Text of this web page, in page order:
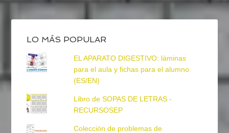
LO MÁS POPULAR
EL APARATO DIGESTIVO: láminas
para el aula y fichas para el alumno
(ES/EN)
Libro de SOPAS DE LETRAS -
RECURSOSEP
Colección de problemas de